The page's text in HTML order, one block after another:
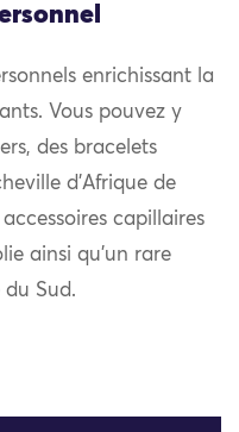
enrichissant la
Vous pouvez y
des bracelets
d’Afrique de
accessoires capillaires
ainsi qu’un rare
du Sud.